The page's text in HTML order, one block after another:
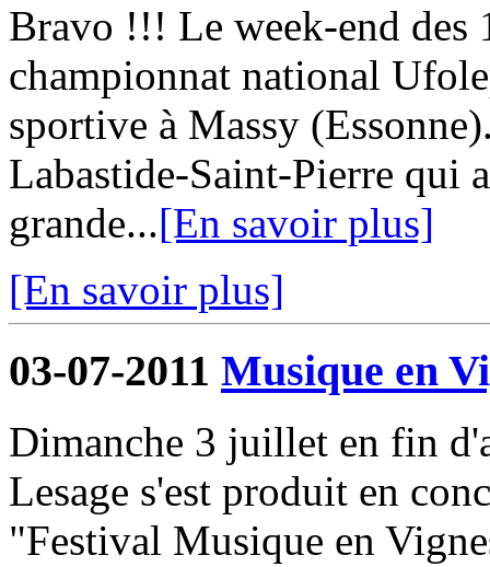
Bravo !!! Le week-end des
championnat national
sportive à Massy
Labastide-Saint-Pierre qui
grande...[En savoir plus]
[En savoir plus]
03-07-2011 Musique en
Dimanche 3 juillet en fin
Lesage s'est produit en
"Festival Musique en